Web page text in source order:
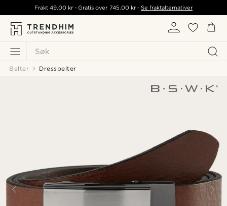
Søk
Frakt49.00 kr - Gratis over 745.00 kr- Se fraktalternativer
Belter Dressbelter